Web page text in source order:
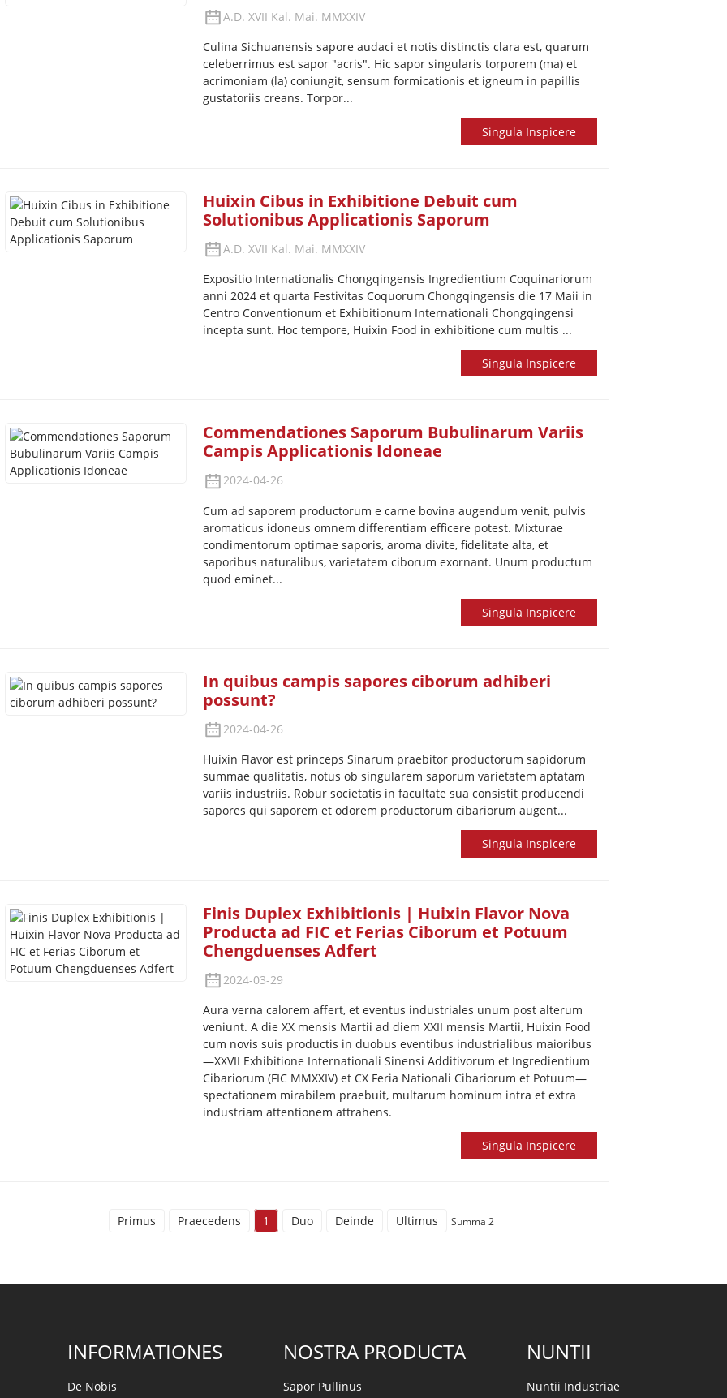
A.D. XVII Kal. Mai. MMXXIV
Culina Sichuanensis sapore audaci et notis distinctis clara est, quarum
celeberrimus est sapor "acris". Hic sapor singularis torporem (ma) et
acrimoniam (la) coniungit, sensum formicationis et igneum in papillis
gustatoriis creans. Torpor...
Singula Inspicere
Huixin Cibus in Exhibitione Debuit cum
Solutionibus Applicationis Saporum
A.D. XVII Kal. Mai. MMXXIV
Expositio Internationalis Chongqingensis Ingredientium Coquinariorum
anni 2024 et quarta Festivitas Coquorum Chongqingensis die 17 Maii in
Centro Conventionum et Exhibitionum Internationali Chongqingensi
incepta sunt. Hoc tempore, Huixin Food in exhibitione cum multis ...
Singula Inspicere
Commendationes Saporum Bubulinarum Variis
Campis Applicationis Idoneae
2024-04-26
Cum ad saporem productorum e carne bovina augendum venit, pulvis
aromaticus idoneus omnem differentiam efficere potest. Mixturae
condimentorum optimae saporis, aroma divite, fidelitate alta, et
saporibus naturalibus, varietatem ciborum exornant. Unum productum
quod eminet...
Singula Inspicere
In quibus campis sapores ciborum adhiberi
possunt?
2024-04-26
Huixin Flavor est princeps Sinarum praebitor productorum sapidorum
summae qualitatis, notus ob singularem saporum varietatem aptatam
variis industriis. Robur societatis in facultate sua consistit producendi
sapores qui saporem et odorem productorum cibariorum augent...
Singula Inspicere
Finis Duplex Exhibitionis | Huixin Flavor Nova
Producta ad FIC et Ferias Ciborum et Potuum
Chengduenses Adfert
2024-03-29
Aura verna calorem affert, et eventus industriales unum post alterum
veniunt. A die XX mensis Martii ad diem XXII mensis Martii, Huixin Food
cum novis suis productis in duobus eventibus industrialibus maioribus
—XXVII Exhibitione Internationali Sinensi Additivorum et Ingredientium
Cibariorum (FIC MMXXIV) et CX Feria Nationali Cibariorum et Potuum—
spectationem mirabilem praebuit, multarum hominum intra et extra
industriam attentionem attrahens.
Singula Inspicere
Primus Praecedens 1 Duo Deinde Ultimus Summa 2
INFORMATIONES
De Nobis
NOSTRA PRODUCTA
Sapor Pullinus
NUNTII
Nuntii Industriae